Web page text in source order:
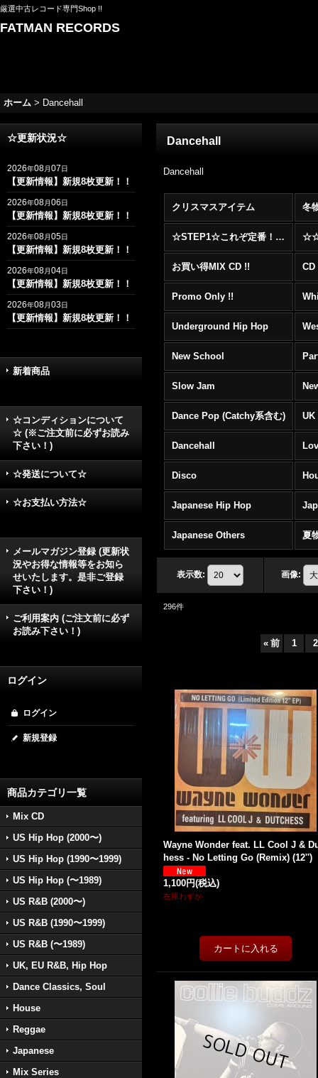
厳選中古レコード専門Shop !!
FATMAN RECORDS
ホーム > Dancehall
☆更新状況☆
2026年08月07日
【更新情報】新規8枚更新！！
2026年08月06日
【更新情報】新規8枚更新！！
2026年08月05日
【更新情報】新規8枚更新！！
2026年08月04日
【更新情報】新規8枚更新！！
2026年08月03日
【更新情報】新規8枚更新！！
新着商品
☆コンディションについて
☆ (※ご注文前に必ずお読み
下さい！)
☆発送について☆
☆お支払い方法☆
メールマガジン登録 (更新状
況やお得な情報等をお知ら
せいたします。是非ご登録
下さい！)
ご利用案内 (ご注文前に必ず
お読み下さい！)
ログイン
ログイン
新規登録
商品カテゴリ一覧
Mix CD
US Hip Hop (2000〜)
US Hip Hop (1990〜1999)
US Hip Hop (〜1989)
US R&B (2000〜)
US R&B (1990〜1999)
US R&B (〜1989)
UK, EU R&B, Hip Hop
Dance Classics, Soul
House
Reggae
Japanese
Mix Series
Dancehall
Dancehall
クリスマスアイテム 冬
☆STEP1☆これぞ定番！！まずはここから！2000年代R&BフロアヒットBest 100 !!!
お買い得MIX CD !!
Promo Only !!
Underground Hip Hop
New School
Slow Jam
Dance Pop (Catchy系含む) UK
Dancehall
Disco
Japanese Hip Hop
Japanese Others 夏
表示数: 画像:
296件
« 前 1 2
Wayne Wonder feat. LL Cool J &
hess - No Letting Go (Remix) (12'')
1,100円(税込)
在庫わずか